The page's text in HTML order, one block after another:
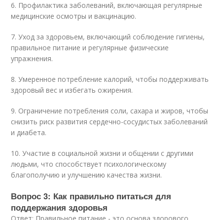
6. Профилактика заболеваний, включающая регулярные
медицинские осмотры и вакцинацию.
7. Уход за здоровьем, включающий соблюдение гигиены,
правильное питание и регулярные физические
упражнения.
8. Умеренное потребление калорий, чтобы поддерживать
здоровый вес и избегать ожирения.
9. Ограничение потребления соли, сахара и жиров, чтобы
снизить риск развития сердечно-сосудистых заболеваний
и диабета.
10. Участие в социальной жизни и общении с другими
людьми, что способствует психологическому
благополучию и улучшению качества жизни.
Вопрос 3: Как правильно питаться для
поддержания здоровья